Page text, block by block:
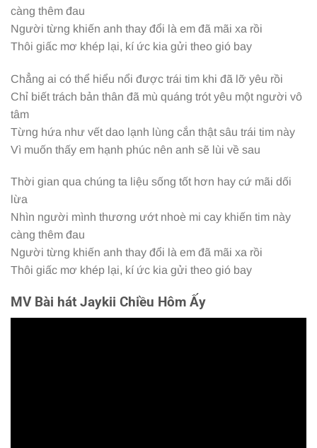
càng thêm đau
Người từng khiến anh thay đổi là em đã mãi xa rồi
Thôi giấc mơ khép lại, kí ức kia gửi theo gió bay
Chẳng ai có thể hiểu nổi được trái tim khi đã lỡ yêu rồi
Chỉ biết trách bản thân đã mù quáng trót yêu một người vô
tâm
Từng hứa như vết dao lạnh lùng cắn thật sâu trái tim này
Vì muốn thấy em hạnh phúc nên anh sẽ lùi về sau
Thời gian qua chúng ta liệu sống tốt hơn hay cứ mãi dối
lừa
Nhìn người mình thương ướt nhoè mi cay khiến tim này
càng thêm đau
Người từng khiến anh thay đổi là em đã mãi xa rồi
Thôi giấc mơ khép lại, kí ức kia gửi theo gió bay
MV Bài hát Jaykii Chiều Hôm Ấy